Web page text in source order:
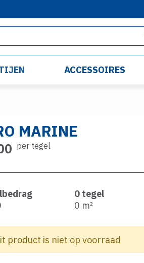
ACCESSOIRES
MARINE
per tegel
0 tegel
0 m²
product is niet op voorraad